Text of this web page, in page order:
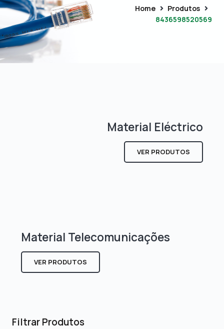
Home
Produtos
8436598520569
Filtrar Produtos
Material Eléctrico
VER PRODUTOS
Material Telecomunicações
VER PRODUTOS